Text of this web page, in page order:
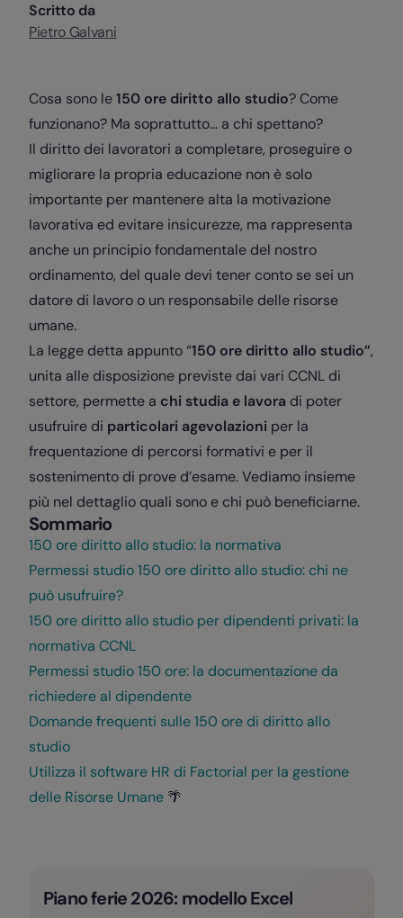
Scritto da
Pietro Galvani
Cosa sono le150 ore diritto allo studio? Come
funzionano? Ma soprattutto… a chi spettano?
Il diritto dei lavoratori a completare, proseguire o
migliorare la propria educazione non è solo
importante per mantenere alta la motivazione
lavorativa ed evitare insicurezze, ma rappresenta
anche un principio fondamentale del nostro
ordinamento, del quale devi tener conto se sei un
datore di lavoro o un responsabile delle risorse
umane.
La legge detta appunto “150 ore diritto allo studio”,
unita alle disposizione previste dai vari CCNL di
settore, permette a chi studia e lavora di poter
usufruire di particolari agevolazioni per la
frequentazione di percorsi formativi e per il
sostenimento di prove d’esame. Vediamo insieme
più nel dettaglio quali sono e chi può beneficiarne.
Sommario
150 ore diritto allo studio: la normativa
Permessi studio 150 ore diritto allo studio: chi ne
può usufruire?
150 ore diritto allo studio per dipendenti privati: la
normativa CCNL
Permessi studio 150 ore: la documentazione da
richiedere al dipendente
Domande frequenti sulle 150 ore di diritto allo
studio
Utilizza il software HR di Factorial per la gestione
delle Risorse Umane 🌴
Piano ferie 2026: modello Excel